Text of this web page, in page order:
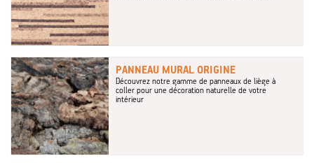
PANNEAU MURAL ORIGINE
Découvrez notre gamme de panneaux de liège à
coller pour une décoration naturelle de votre
intérieur